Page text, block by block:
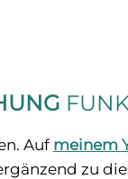
Aufmeinem
zu